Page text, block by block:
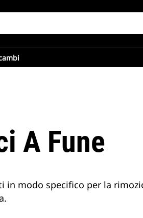
A Fune
in modo specifico per la